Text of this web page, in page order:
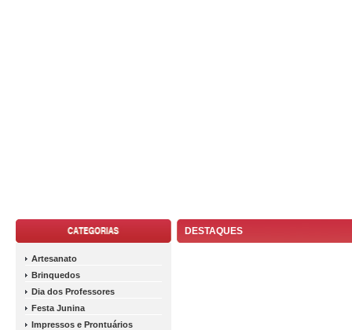
Artesanato
Brinquedos
Dia dos Professores
Festa Junina
Impressos e Prontuários
DESTAQUES